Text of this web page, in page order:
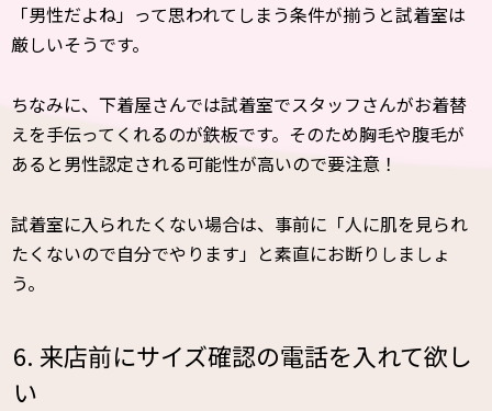
「男性だよね」って思われてしまう条件が揃うと試着室は
厳しいそうです。
ちなみに、下着屋さんでは試着室でスタッフさんがお着替
えを手伝ってくれるのが鉄板です。そのため胸毛や腹毛が
あると男性認定される可能性が高いので要注意！
試着室に入られたくない場合は、事前に「人に肌を見られ
たくないので自分でやります」と素直にお断りしましょ
う。
6. 来店前にサイズ確認の電話を入れて欲し
い